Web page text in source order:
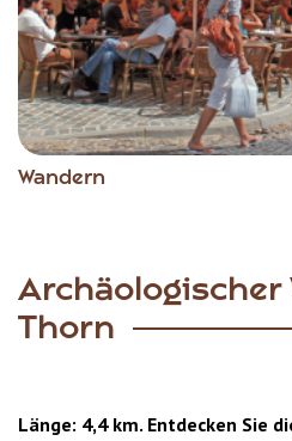
Wandern
Item
Archäologischer
Thorn
Länge: 4,4 km. Entdecken Sie